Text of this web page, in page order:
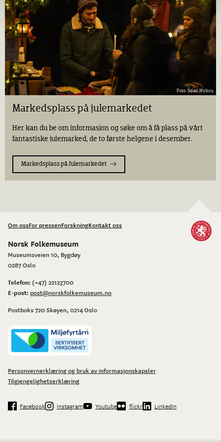
Stian Nybru
Markedsplass på julemarkedet
Her kan du be om informasjon og søke om å få plass på vårt
fantastiske julemarked, de to første helgene i desember.
Markedsplass på Julemarkedet
Om ossFor pressenForskningKontakt oss
Norsk Folkemuseum
Museumsveien 10, Bygdøy
0287 Oslo
Telefon: (+47) 22123700
E-post: post@norskfolkemuseum.no
Postboks 720 Skøyen, 0214 Oslo
Personvernerklæring og bruk av informasjonskapsler
Tilgjengelighetserklæring
Facebook Instagram Youtube flickr LinkedIn